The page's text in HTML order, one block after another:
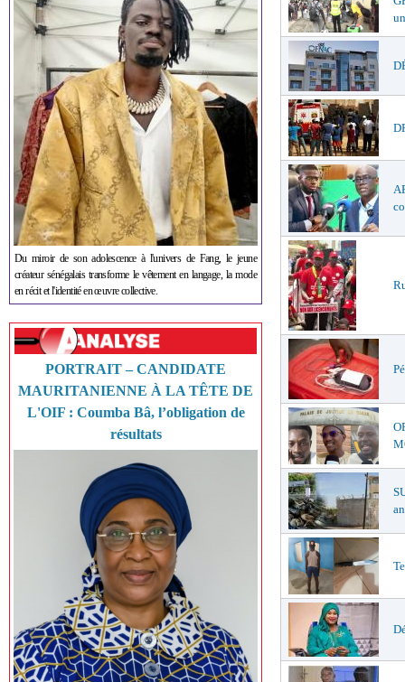
Du miroir de son adolescence à l'univers de Fang, le jeune
créateur sénégalais transforme le vêtement en langage, la mode
en récit et l'identité en œuvre collective.
PORTRAIT – CANDIDATE
MAURITANIENNE À LA TÊTE DE
L'OIF : Coumba Bâ, l’obligation de
résultats